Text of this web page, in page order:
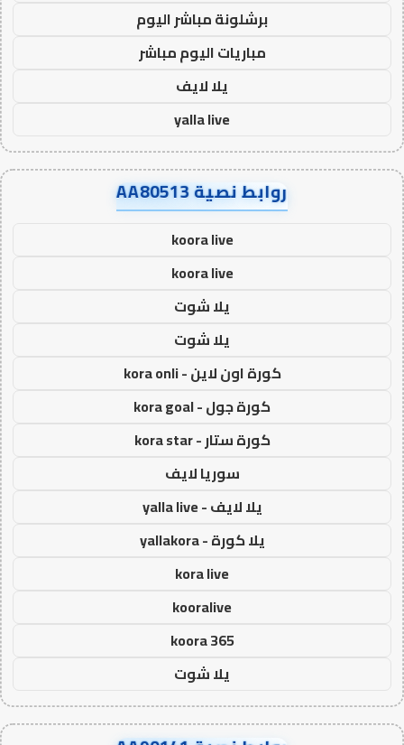
برشلونة مباشر اليوم
مباريات اليوم مباشر
يلا لايف
yalla live
روابط نصية AA80513
koora live
koora live
يلا شوت
يلا شوت
كورة اون لاين - kora onli
كورة جول - kora goal
كورة ستار - kora star
سوريا لايف
يلا لايف - yalla live
يلا كورة - yallakora
kora live
kooralive
koora 365
يلا شوت